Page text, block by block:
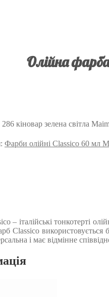
Олійна
кіновар зелена світла
Фарби олійні Classico 60 мл
– італійські тонкотерті
Classico використовується
і має відмінне